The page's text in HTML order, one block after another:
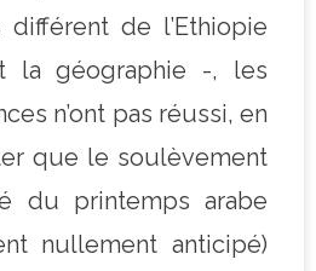
de l’Ethiopie
la géographie -, les
n’ont pas réussi, en
que le soulèvement
du printemps arabe
nullement anticipé)